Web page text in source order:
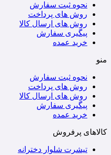
نحوه ثبت سفارش
روش های پرداخت
روش های ارسال کالا
پیگیری سفارش
خرید عمده
منو
نحوه ثبت سفارش
روش های پرداخت
روش های ارسال کالا
پیگیری سفارش
خرید عمده
کالاهای پرفروش
تیشرت شلوار دخترانه